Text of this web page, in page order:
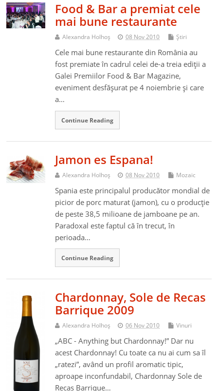
Food & Bar a premiat cele
mai bune restaurante
Alexandra Holhoş 08 Nov 2010 Ştiri
Cele mai bune restaurante din România au
fost premiate în cadrul celei de-a treia ediţii a
Galei Premiilor Food & Bar Magazine,
eveniment desfăşurat pe 4 noiembrie şi care
a…
Continue Reading
Jamon es Espana!
Alexandra Holhoş 08 Nov 2010 Mozaic
Spania este principalul producător mondial de
picior de porc maturat (jamon), cu o producţie
de peste 38,5 milioane de jamboane pe an.
Paradoxal este faptul că în trecut, în
perioada…
Continue Reading
Chardonnay, Sole de Recas
Barrique 2009
Alexandra Holhoş 06 Nov 2010 Vinuri
„ABC - Anything but Chardonnay!” Dar nu
acest Chardonnay! Cu toate ca nu ai cum sa îl
„ratezi”, având un profil aromatic tipic,
aproape inconfundabil, Chardonnay Sole de
Recas Barrique…